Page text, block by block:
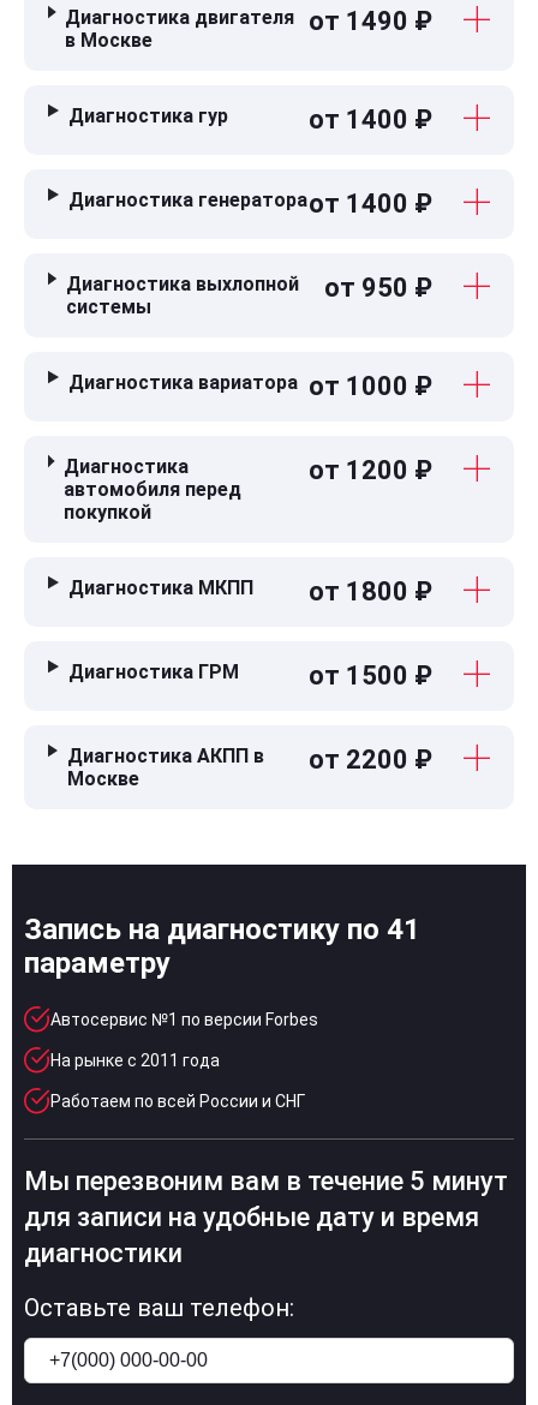
Диагностика двигателя
в Москве
от 1490 ₽
Диагностика гур от 1400 ₽
Диагностика генератораот 1400 ₽
Диагностика выхлопной
системы
от 950 ₽
Диагностика вариатора от 1000 ₽
Диагностика
автомобиля перед
покупкой
от 1200 ₽
Диагностика МКПП от 1800 ₽
Диагностика ГРМ от 1500 ₽
Диагностика АКПП в
Москве
от 2200 ₽
Запись на диагностику по 41
параметру
Автосервис №1 по версии Forbes
На рынке с 2011 года
Работаем по всей России и СНГ
Мы перезвоним вам в течение 5 минут
для записи на удобные дату и время
диагностики
Оставьте ваш телефон: